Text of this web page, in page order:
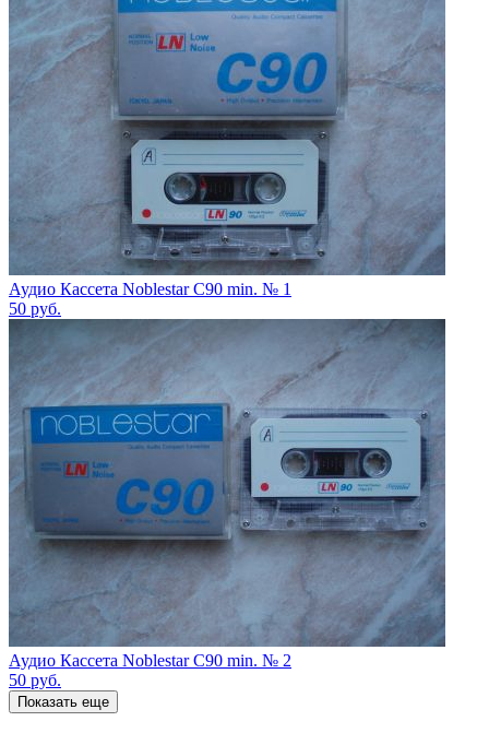
Аудио Кассета Noblestar C90 min. № 1
50 руб.
Аудио Кассета Noblestar C90 min. № 2
50 руб.
Показать еще